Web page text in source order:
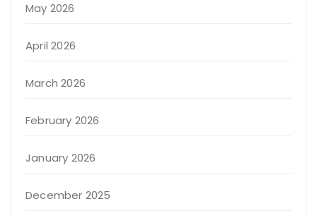
May 2026
April 2026
March 2026
February 2026
January 2026
December 2025